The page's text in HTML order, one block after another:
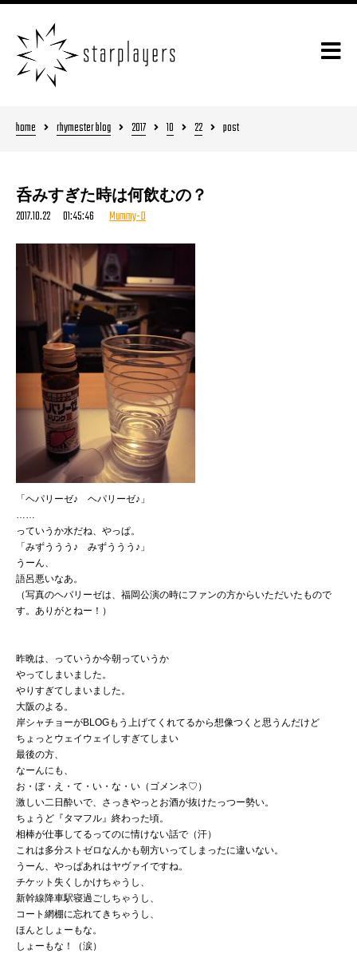
home rhymester blog 2017 10 22 post
呑みすぎた時は何飲むの？
2017.10.22 01:45:46 Mummy-D
「ヘパリーゼ♪ ヘパリーゼ♪」
っていうか水だね、やっぱ。
「みずううう♪ みずううう♪」
うーん、
語呂悪いなあ。
（写真のヘパリーゼは、福岡公演の時にファンの方からいただいたもので
す。ありがとねー！）
昨晩は、っていうか今朝っていうか
やってしまいました。
やりすぎてしまいました。
大阪のよる。
岸シャチョーがBLOGもう上げてくれてるから想像つくと思うんだけど
ちょっとウェイウェイしすぎてしまい
最後の方、
なーんにも、
お・ぼ・え・て・い・な・い（ゴメンネ♡）
激しい二日酔いで、さっきやっとお酒が抜けたっつー勢い。
ちょうど『タマフル』終わった頃。
相棒が仕事してるってのに情けない話で（汗）
これは多分ストゼロなんかも朝方いってしまったに違いない。
うーん、やっぱあれはヤヴァイですね。
チケット失くしかけちゃうし、
新幹線降車駅寝過ごしちゃうし、
コート網棚に忘れてきちゃうし、
ほんとしょーもな。
しょーもな！（涙）